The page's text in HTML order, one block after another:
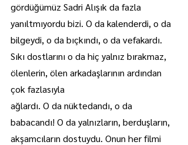
gördüğümüz Sadri Alışık da fazla
yanıltmıyordu bizi. O da kalenderdi, o da
bilgeydi, o da bıçkındı, o da vefakardı.
Sıkı dostlarını o da hiç yalnız bırakmaz,
ölenlerin, ölen arkadaşlarının ardından
çok fazlasıyla
ağlardı. O da nüktedandı, o da
babacandı! O da yalnızların, berduşların,
akşamcıların dostuydu. Onun her filmi